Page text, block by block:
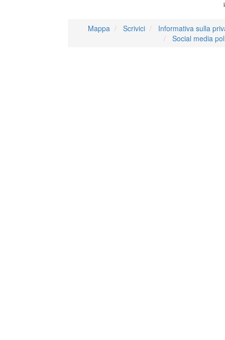
Mappa Scrivici
Informativa sulla
Social media